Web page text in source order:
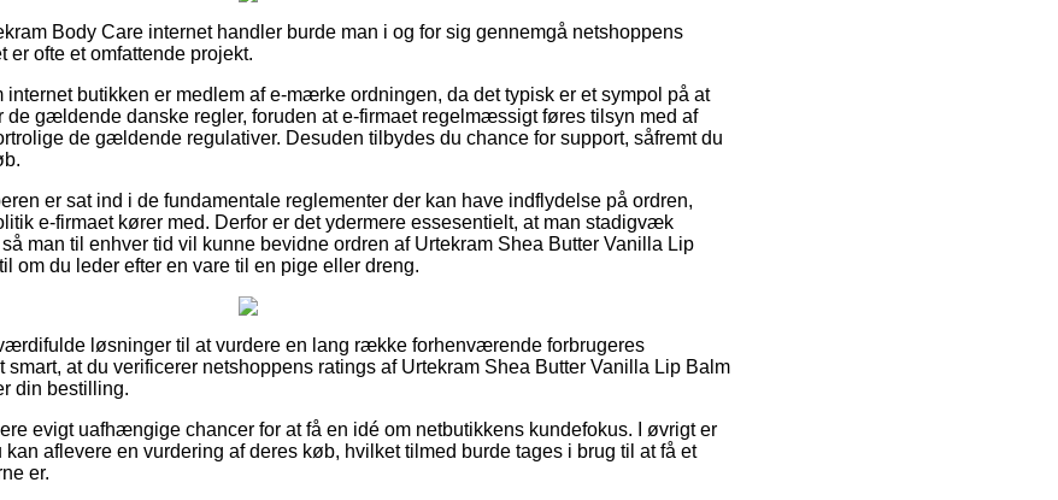
Body Care internet handler burde man i og for sig gennemgå netshoppens
er ofte et omfattende projekt.
internet butikken er medlem af e-mærke ordningen, da det typisk er et sympol på at
de gældende danske regler, foruden at e-firmaet regelmæssigt føres tilsyn med af
de gældende regulativer. Desuden tilbydes du chance for support, såfremt du
er sat ind i de fundamentale reglementer der kan have indflydelse på ordren,
e-firmaet kører med. Derfor er det ydermere essesentielt, at man stadigvæk
man til enhver tid vil kunne bevidne ordren af Urtekram Shea Butter Vanilla Lip
om du leder efter en vare til en pige eller dreng.
løsninger til at vurdere en lang række forhenværende forbrugeres
smart, at du verificerer netshoppens ratings af Urtekram Shea Butter Vanilla Lip Balm
din bestilling.
evigt uafhængige chancer for at få en idé om netbutikkens kundefokus. I øvrigt er
aflevere en vurdering af deres køb, hvilket tilmed burde tages i brug til at få et
er.